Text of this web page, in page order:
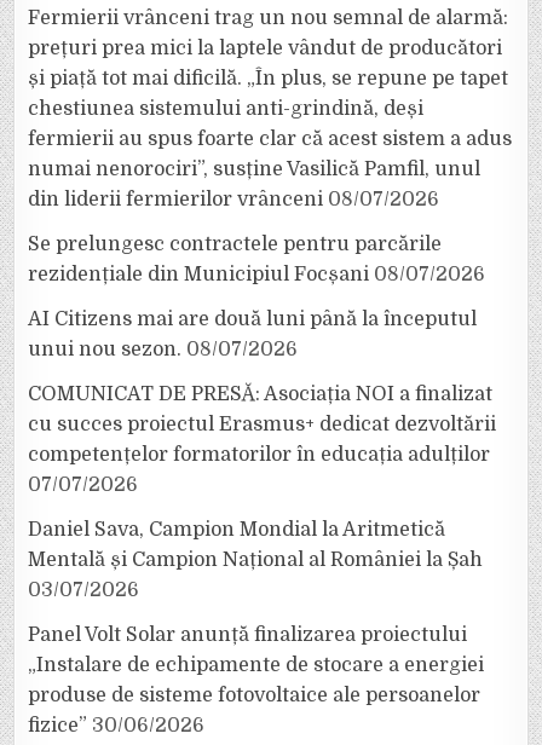
Fermierii vrânceni trag un nou semnal de alarmă:
prețuri prea mici la laptele vândut de producători
și piață tot mai dificilă. „În plus, se repune pe tapet
chestiunea sistemului anti-grindină, deși
fermierii au spus foarte clar că acest sistem a adus
numai nenorociri”, susține Vasilică Pamfil, unul
din liderii fermierilor vrânceni 08/07/2026
Se prelungesc contractele pentru parcările
rezidențiale din Municipiul Focșani 08/07/2026
AI Citizens mai are două luni până la începutul
unui nou sezon. 08/07/2026
COMUNICAT DE PRESĂ: Asociația NOI a finalizat
cu succes proiectul Erasmus+ dedicat dezvoltării
competențelor formatorilor în educația adulților
07/07/2026
Daniel Sava, Campion Mondial la Aritmetică
Mentală și Campion Național al României la Șah
03/07/2026
Panel Volt Solar anunță finalizarea proiectului
„Instalare de echipamente de stocare a energiei
produse de sisteme fotovoltaice ale persoanelor
fizice” 30/06/2026